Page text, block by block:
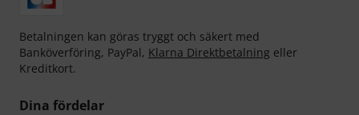
Betalningen kan göras tryggt och säkert med
Banköverföring, PayPal, Klarna Direktbetalning eller
Kreditkort.
Dina fördelar